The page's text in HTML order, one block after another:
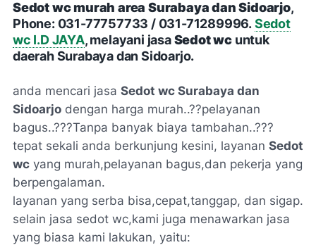
Sedot wc murah area Surabaya dan Sidoarjo,
Phone: 031-77757733 / 031-71289996.Sedot
wc I.D JAYA, melayani jasaSedot wc untuk
daerah Surabaya dan Sidoarjo.
anda mencari jasa Sedot wc Surabaya dan
Sidoarjo dengan harga murah..??pelayanan
bagus..???Tanpa banyak biaya tambahan..???
tepat sekali anda berkunjung kesini, layanan Sedot
wc yang murah,pelayanan bagus,dan pekerja yang
berpengalaman.
layanan yang serba bisa,cepat,tanggap, dan sigap.
selain jasa sedot wc,kami juga menawarkan jasa
yang biasa kami lakukan, yaitu: